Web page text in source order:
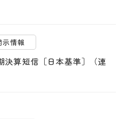
情報
決算短信［日本基準］（連